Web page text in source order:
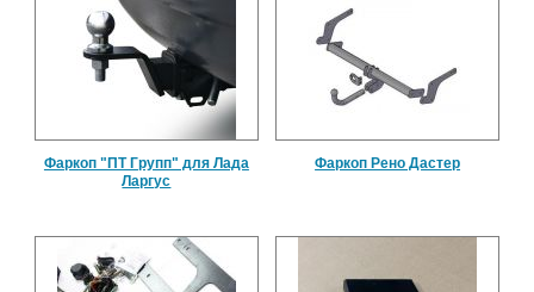
Фаркоп "ПТ Групп" для Лада
Ларгус
Фаркоп Рено Дастер